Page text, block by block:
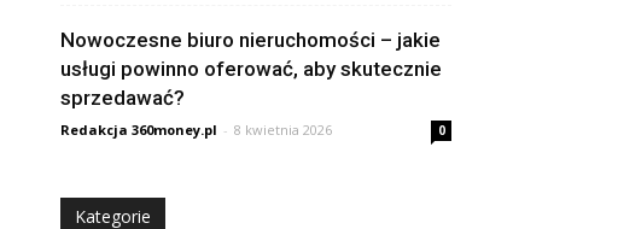
Nowoczesne biuro nieruchomości – jakie
usługi powinno oferować, aby skutecznie
sprzedawać?
Redakcja 360money.pl - 8 kwietnia 2026 0
Kategorie